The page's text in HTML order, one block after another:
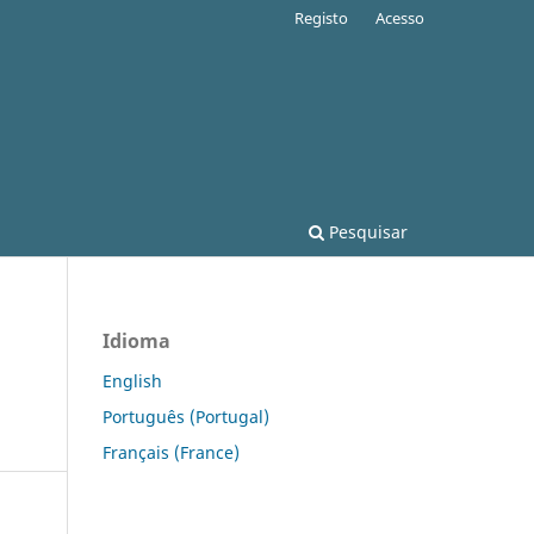
Pesquisar
Registo Acesso
Idioma
English
Português (Portugal)
Français (France)